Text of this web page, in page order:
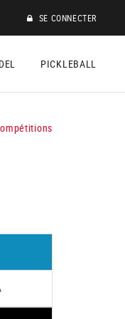
SE CONNECTER
PICKLEBALL